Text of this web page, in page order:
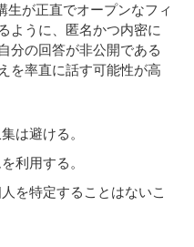
生が正直でオープンなフィ
ように、匿名かつ内密に
分の回答が非公開である
を率直に話す可能性が高
は避ける。
利用する。
を特定することはないこ